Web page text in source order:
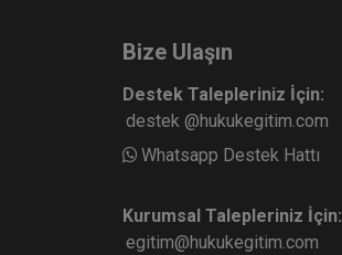
Evlilik Hukuku - IV. Medeni
Hukuk Kongresi - II. Oturum
TL
Bize Ulaşın
Destek Talepleriniz İçin:
destek @hukukegitim.com
Whatsapp Destek Hattı
Kurumsal Talepleriniz İçin:
egitim@hukukegitim.com